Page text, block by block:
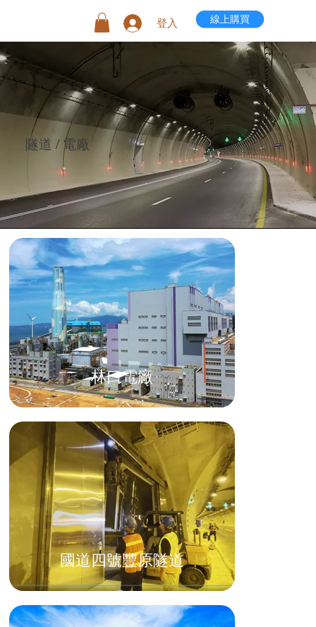
登入 線上購買
隧道 / 電廠
林口電廠
國道四號豐原隧道